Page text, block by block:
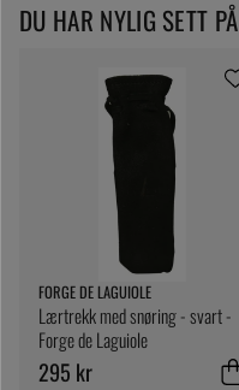
DU HAR NYLIG SETT PÅ
FORGE DE LAGUIOLE
Lærtrekk med snøring - svart -
Forge de Laguiole
295 kr